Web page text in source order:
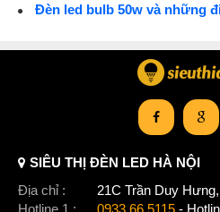
Đèn led bulb 50w và những
SIÊU THỊ ĐÈN LED HÀ NỘI
Địa chỉ :
21C Trần Duy
Hotline 1 :
0933.66.5115 -